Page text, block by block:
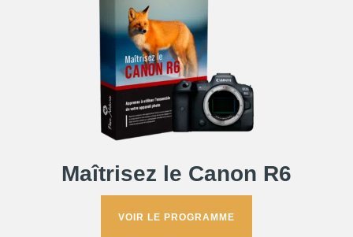
Maîtrisez le Canon R6
VOIR LE PROGRAMME